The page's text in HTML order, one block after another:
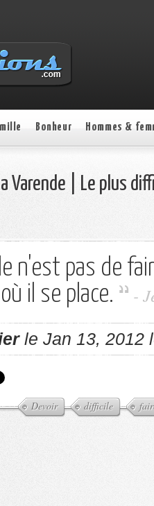
Bonheur Hommes &
Varende | Le plus
n'est pas de
il se place.
-
le Jan 13, 2012
Devoir difficile